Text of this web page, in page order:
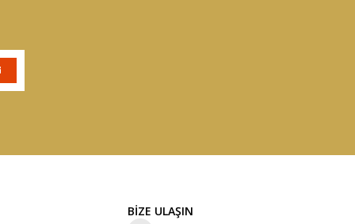
BİZE ULAŞIN